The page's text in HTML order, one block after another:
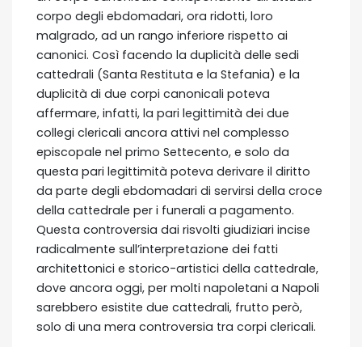
corpo degli ebdomadari, ora ridotti, loro
malgrado, ad un rango inferiore rispetto ai
canonici. Così facendo la duplicità delle sedi
cattedrali (Santa Restituta e la Stefania) e la
duplicità di due corpi canonicali poteva
affermare, infatti, la pari legittimità dei due
collegi clericali ancora attivi nel complesso
episcopale nel primo Settecento, e solo da
questa pari legittimità poteva derivare il diritto
da parte degli ebdomadari di servirsi della croce
della cattedrale per i funerali a pagamento.
Questa controversia dai risvolti giudiziari incise
radicalmente sull’interpretazione dei fatti
architettonici e storico-artistici della cattedrale,
dove ancora oggi, per molti napoletani a Napoli
sarebbero esistite due cattedrali, frutto però,
solo di una mera controversia tra corpi clericali.